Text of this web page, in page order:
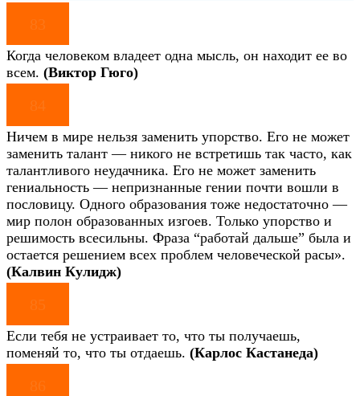
83
Когда человеком владеет одна мысль, он находит ее во
всем. (Виктор Гюго)
84
Ничем в мире нельзя заменить упорство. Его не может
заменить талант — никого не встретишь так часто, как
талантливого неудачника. Его не может заменить
гениальность — непризнанные гении почти вошли в
пословицу. Одного образования тоже недостаточно —
мир полон образованных изгоев. Только упорство и
решимость всесильны. Фраза “работай дальше” была и
остается решением всех проблем человеческой расы».
(Калвин Кулидж)
85
Если тебя не устраивает то, что ты получаешь,
поменяй то, что ты отдаешь. (Карлос Кастанеда)
86